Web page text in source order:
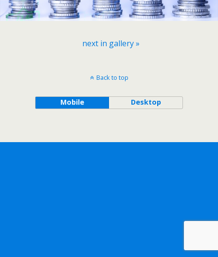
next in gallery »
Back to top
Mobile Desktop